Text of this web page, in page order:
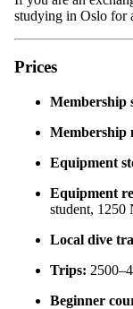
studying in Oslo for
Prices
Membership
Membership
Equipment
Equipment
student, 1250
Local dive
Trips:
Beginner